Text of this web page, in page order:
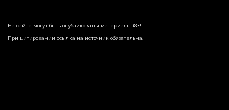
На сайте могут быть опубликованы материалы 18+!
При цитировании ссылка на источник обязательна.